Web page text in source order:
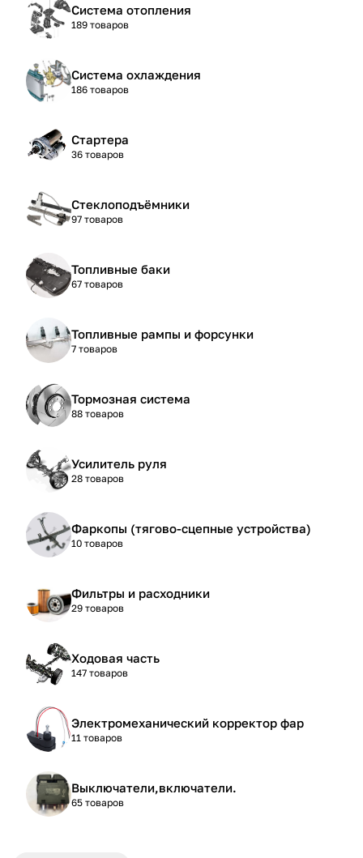
Система отопления
189 товаров
Система охлаждения
186 товаров
Стартера
36 товаров
Стеклоподъёмники
97 товаров
Топливные баки
67 товаров
Топливные рампы и форсунки
7 товаров
Тормозная система
88 товаров
Усилитель руля
28 товаров
Фаркопы (тягово-сцепные устройства)
10 товаров
Фильтры и расходники
29 товаров
Ходовая часть
147 товаров
Электромеханический корректор фар
11 товаров
Выключатели,включатели.
65 товаров